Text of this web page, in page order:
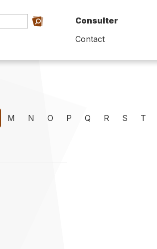
Consulter
Contact
M N O P Q R S T